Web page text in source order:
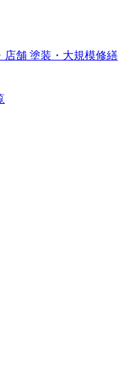
店舗 塗装・大規模修繕